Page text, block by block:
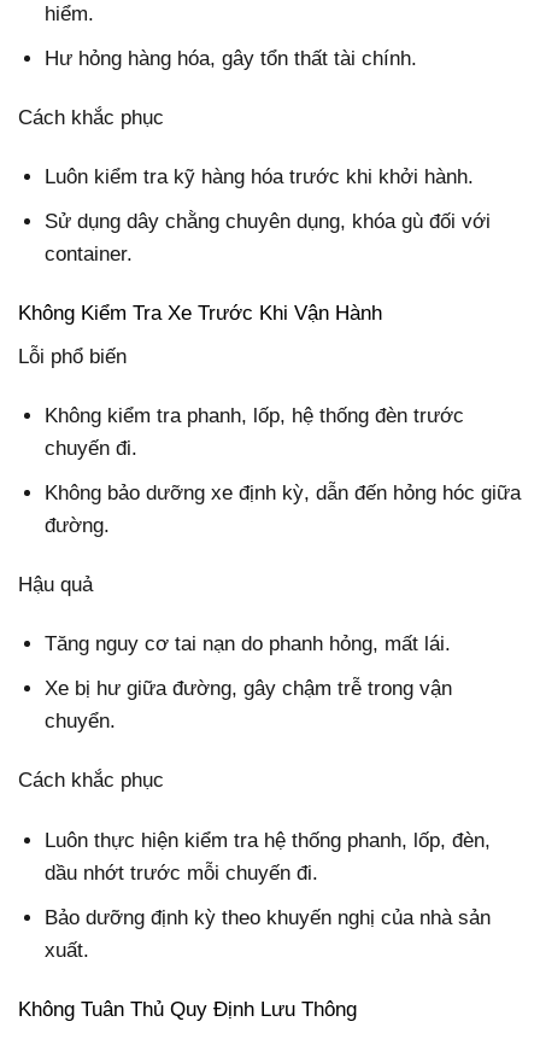
hiểm.
Hư hỏng hàng hóa, gây tổn thất tài chính.
Cách khắc phục
Luôn kiểm tra kỹ hàng hóa trước khi khởi hành.
Sử dụng dây chằng chuyên dụng, khóa gù đối với
container.
Không Kiểm Tra Xe Trước Khi Vận Hành
Lỗi phổ biến
Không kiểm tra phanh, lốp, hệ thống đèn trước
chuyến đi.
Không bảo dưỡng xe định kỳ, dẫn đến hỏng hóc giữa
đường.
Hậu quả
Tăng nguy cơ tai nạn do phanh hỏng, mất lái.
Xe bị hư giữa đường, gây chậm trễ trong vận
chuyển.
Cách khắc phục
Luôn thực hiện kiểm tra hệ thống phanh, lốp, đèn,
dầu nhớt trước mỗi chuyến đi.
Bảo dưỡng định kỳ theo khuyến nghị của nhà sản
xuất.
Không Tuân Thủ Quy Định Lưu Thông